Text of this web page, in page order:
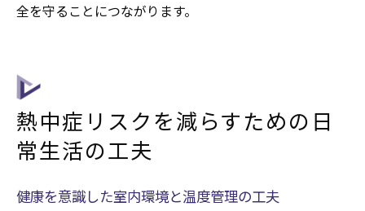
全を守ることにつながります。
熱中症リスクを減らすための日
常生活の工夫
健康を意識した室内環境と温度管理の工夫